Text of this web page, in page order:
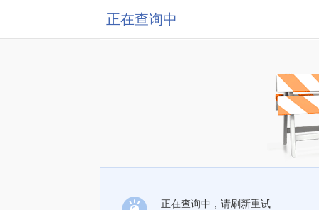
正在查询中
正在查询中，请刷新重试